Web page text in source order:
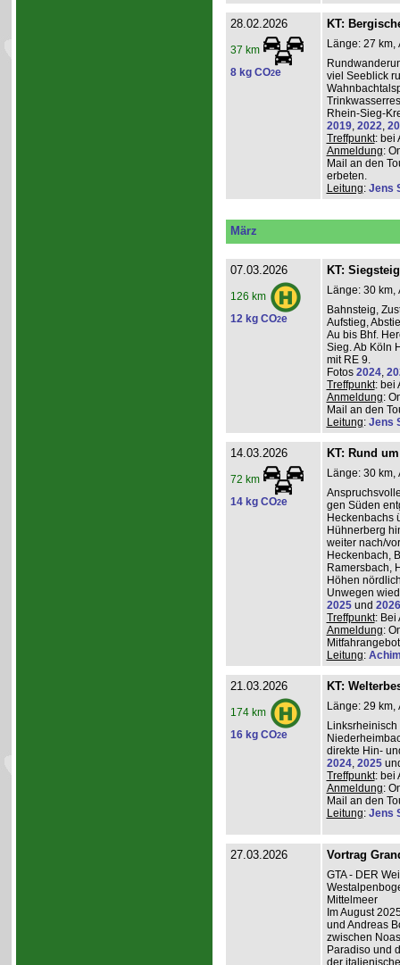
28.02.2026
37 km
8 kg CO2e
KT:
Länge: 27 km,
viel Seeblick
Rhein-Sieg-
2019, 2022,
Treffpunkt: bei
Anmeldung:
Mail an den
erbeten.
Leitung: Jens
März
07.03.2026
126 km
12 kg CO2e
KT: Siegsteig
Länge: 30 km,
Bahnsteig,
Aufstieg,
Au bis Bhf.
Sieg. Ab Köln
mit RE 9.
Fotos 2024,
Treffpunkt: bei
Anmeldung:
Mail an den
Leitung: Jens
14.03.2026
72 km
14 kg CO2e
KT: Rund
Länge: 30 km,
gen Süden
Heckenbachs
Hühnerberg
weiter nach/
Heckenbach,
Ramersbach,
Höhen
Unwegen
2025und 2026
Treffpunkt: Bei
Anmeldung:
Leitung:
21.03.2026
174 km
16 kg CO2e
KT:
Länge: 29 km,
direkte Hin-
2024, 2025
Treffpunkt: bei
Anmeldung:
Mail an den
Leitung: Jens
27.03.2026 Vortrag
GTA - DER
Mittelmeer
Im August
und Andreas
zwischen
Paradiso und
der